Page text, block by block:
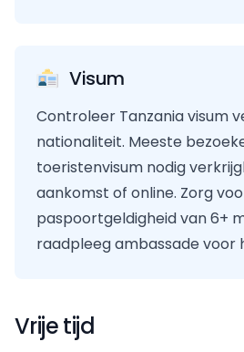
Visum
Controleer Tanzania visum
nationaliteit. Meeste
toeristenvisum nodig
aankomst of online. Zorg
paspoortgeldigheid van 6+
raadpleeg ambassade voor
Vrije tijd